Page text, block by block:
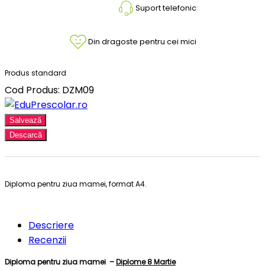
Suport telefonic
Din dragoste pentru cei mici
Produs standard
Cod Produs: DZM09
Salvează
Descarcă
Diploma pentru ziua mamei, format A4.
Descriere
Recenzii
Diploma pentru ziua mamei –Diplome 8 Martie